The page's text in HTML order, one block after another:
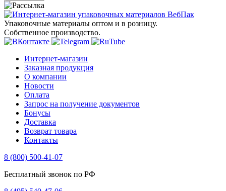
Упаковочные материалы оптом и в розницу.
Собственное производство.
Интернет-магазин
Заказная продукция
О компании
Новости
Оплата
Запрос на получение документов
Бонусы
Доставка
Возврат товара
Контакты
8 (800) 500-41-07
Бесплатный звонок по РФ